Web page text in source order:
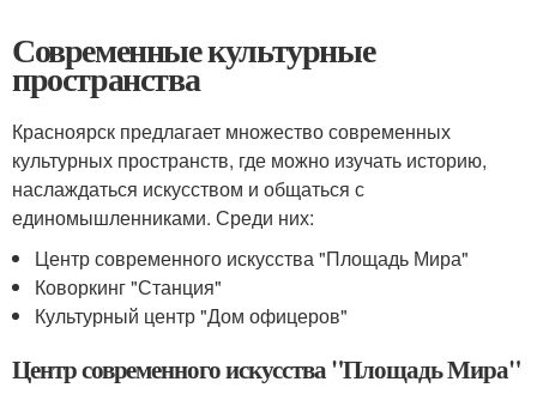
Современные культурные
пространства
Красноярск предлагает множество современных
культурных пространств, где можно изучать историю,
наслаждаться искусством и общаться с
единомышленниками. Среди них:
Центр современного искусства "Площадь Мира"
Коворкинг "Станция"
Культурный центр "Дом офицеров"
Центр современного искусства "Площадь Мира"